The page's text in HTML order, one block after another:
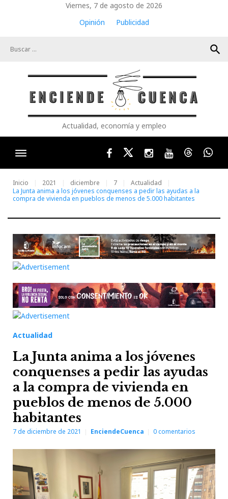
Viernes, 7 de agosto de 2026
Opinión
Publicidad
search
Actualidad, economía y empleo
FacebookTwitterInstagram
YoutubeThreads
Inicio 2021 diciembre 7
Actualidad
La Junta anima a los jóvenes conquenses a pedir las ayudas a la
compra de vivienda en pueblos de menos de 5.000 habitantes
Actualidad
La Junta anima a los jóvenes
conquenses a pedir las ayudas
a la compra de vivienda en
pueblos de menos de 5.000
habitantes
7 de diciembre de 2021 EnciendeCuenca 0comentarios